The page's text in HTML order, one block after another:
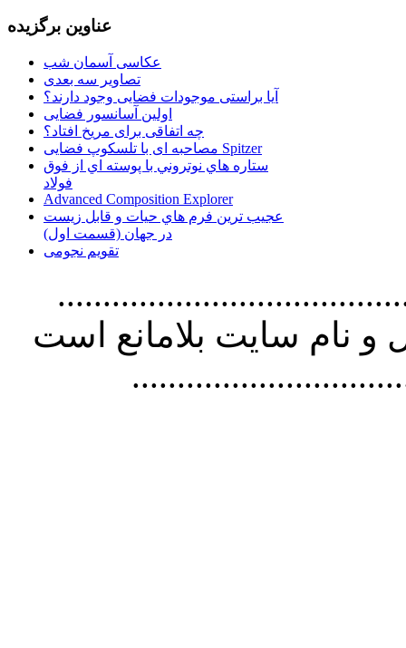
عناوین برگزیده
عکاسی آسمان شب
تصاویر سه بعدی
آیا براستی موجودات فضایی وجود دارند؟
اولین آسانسور فضایی
چه اتفاقی برای مریخ افتاد؟
مصاحبه ای با تلسکوپ فضایی Spitzer
ستاره هاي نوتروني با پوسته اي از فوق
فولاد
Advanced Composition Explorer
عجیب ترین فرم هاي حيات و قابل زيست
در جهان (قسمت اول)
تقویم نجومی
استفاده از
نام سايت بلامانع است